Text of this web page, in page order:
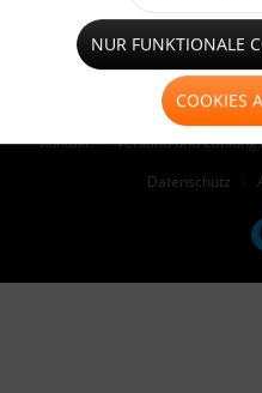
* Alle Preise inkl. gesetzl.
Nachnahmegebühren,
Cookie-Einstellungen Händler-
Kontakt
Versand und
Datenschutz
NUR FUNKTIONALE
COOKIES